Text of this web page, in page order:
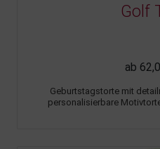
Golf
ab
Geburtstagstorte mit
personalisierbare